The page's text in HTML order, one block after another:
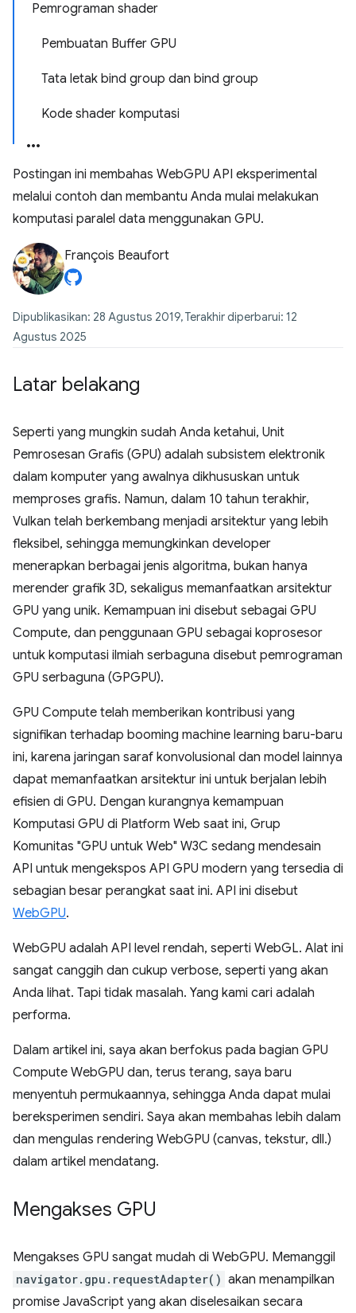
Pemrograman shader
Pembuatan Buffer GPU
Tata letak bind group dan bind group
Kode shader komputasi
Postingan ini membahas WebGPU API eksperimental
melalui contoh dan membantu Anda mulai melakukan
komputasi paralel data menggunakan GPU.
François Beaufort
Dipublikasikan: 28 Agustus 2019, Terakhir diperbarui: 12
Agustus 2025
Latar belakang
Seperti yang mungkin sudah Anda ketahui, Unit
Pemrosesan Grafis (GPU) adalah subsistem elektronik
dalam komputer yang awalnya dikhususkan untuk
memproses grafis. Namun, dalam 10 tahun terakhir,
Vulkan telah berkembang menjadi arsitektur yang lebih
fleksibel, sehingga memungkinkan developer
menerapkan berbagai jenis algoritma, bukan hanya
merender grafik 3D, sekaligus memanfaatkan arsitektur
GPU yang unik. Kemampuan ini disebut sebagai GPU
Compute, dan penggunaan GPU sebagai koprosesor
untuk komputasi ilmiah serbaguna disebut pemrograman
GPU serbaguna (GPGPU).
GPU Compute telah memberikan kontribusi yang
signifikan terhadap booming machine learning baru-baru
ini, karena jaringan saraf konvolusional dan model lainnya
dapat memanfaatkan arsitektur ini untuk berjalan lebih
efisien di GPU. Dengan kurangnya kemampuan
Komputasi GPU di Platform Web saat ini, Grup
Komunitas "GPU untuk Web" W3C sedang mendesain
API untuk mengekspos API GPU modern yang tersedia di
sebagian besar perangkat saat ini. API ini disebut
WebGPU.
WebGPU adalah API level rendah, seperti WebGL. Alat ini
sangat canggih dan cukup verbose, seperti yang akan
Anda lihat. Tapi tidak masalah. Yang kami cari adalah
performa.
Dalam artikel ini, saya akan berfokus pada bagian GPU
Compute WebGPU dan, terus terang, saya baru
menyentuh permukaannya, sehingga Anda dapat mulai
bereksperimen sendiri. Saya akan membahas lebih dalam
dan mengulas rendering WebGPU (canvas, tekstur, dll.)
dalam artikel mendatang.
Mengakses GPU
Mengakses GPU sangat mudah di WebGPU. Memanggil
navigator.gpu.requestAdapter() akan menampilkan
promise JavaScript yang akan diselesaikan secara